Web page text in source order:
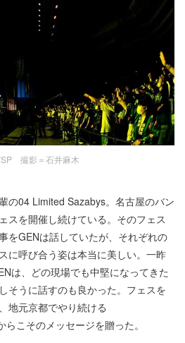
SP 撮影＝石井麻木
の04 Limited Sazabys。名古屋のバン
スを開催し続けている。そのフェス
をGENは話していたが、それぞれの
に呼び合う姿は本当に美しい。一昨
は、どの現場でも中堅になってきた
そうに話すのも良かった。フェスを
地元京都でやり続ける
こそのメッセージを贈った。